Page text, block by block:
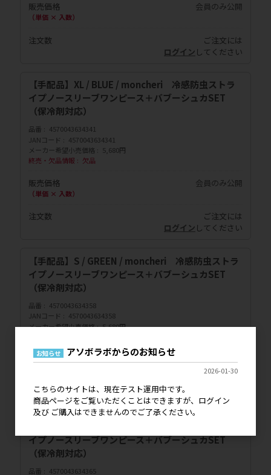
販売価格
（単価 × 入数）
会員のみ公開
注文数
ご注文には
ログイン してください
【手配品】XL / BLUE / moncheri 冷感防虫ストラ
イプノースリーブワンピース＋バブーシュカSET
（保冷剤対応）
品番
4570043634341
JANコード
4570043634341
メーカー希望小売価格
5,680円
終売・欠品情報
欠品
販売価格
（単価 × 入数）
会員のみ公開
注文数
ご注文には
ログイン してください
【手配品】S / GREEN / moncheri 冷感防虫ストラ
イプノースリーブワンピース＋バブーシュカSET
（保冷剤対応）
品番
4570043634358
JANコード
4570043634358
メーカー希望小売価格
5,680円
販売価格
（単価 × 入数）
ログイン
イプノースリーブワンピース＋バブーシュカSET
（保冷剤対応）
品番
4570043634365
お知らせ アソボラボからのお知らせ
2026-01-30
こちらのサイトは、現在テスト運用中です。
商品ページをご覧いただくことはできますが、ログイン
及び ご購入はできませんのでご了承ください。